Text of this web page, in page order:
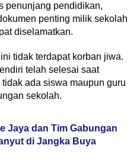
penunjang pendidikan,
penting milik sekolah
diselamatkan.
tidak terdapat korban jiwa.
telah selesai saat
ada siswa maupun guru
sekolah.
Jaya dan Tim Gabungan
di Jangka Buya